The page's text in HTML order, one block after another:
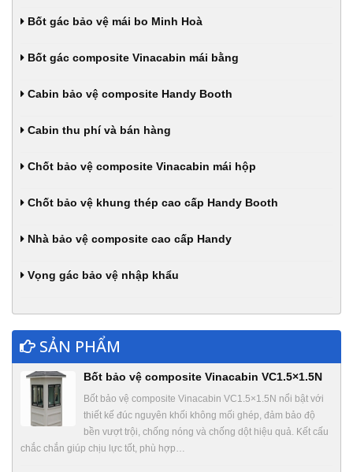
Bốt gác bảo vệ mái bo Minh Hoà
Bốt gác composite Vinacabin mái bằng
Cabin bảo vệ composite Handy Booth
Cabin thu phí và bán hàng
Chốt bảo vệ composite Vinacabin mái hộp
Chốt bảo vệ khung thép cao cấp Handy Booth
Nhà bảo vệ composite cao cấp Handy
Vọng gác bảo vệ nhập khẩu
SẢN PHẨM
Bốt bảo vệ composite Vinacabin VC1.5×1.5N
Bốt bảo vệ composite Vinacabin VC1.5×1.5N nổi bật với
thiết kế đúc nguyên khối không mối ghép, đảm bảo độ
bền vượt trội, chống nóng và chống dột hiệu quả. Kết cấu
chắc chắn giúp chịu lực tốt, phù hợp…